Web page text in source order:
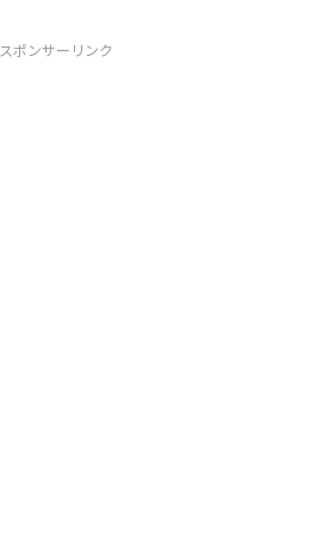
スポンサーリンク